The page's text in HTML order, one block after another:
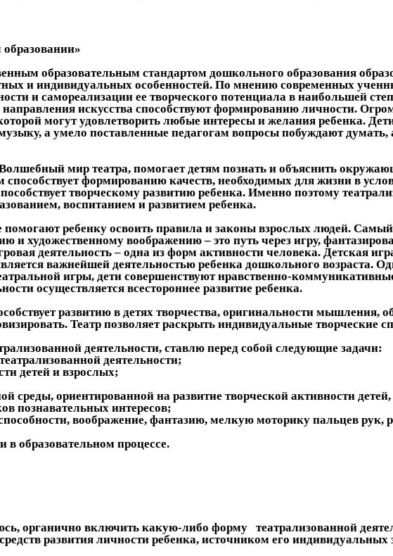
образовательным стандартом дошкольного образования
и индивидуальных особенностей. По мнению современных
и самореализации ее творческого потенциала в наибольшей
направления искусства способствуют формированию личности.
могут удовлетворить любые интересы и желания ребенка.
а умело поставленные педагогам вопросы побуждают
мир театра, помогает детям познать и объяснить
формированию качеств, необходимых для жизни в
творческому развитию ребенка. Именно поэтому
воспитанием и развитием ребенка.
ребенку освоить правила и законы взрослых людей.
и художественному воображению – это путь через игру,
деятельность – одна из форм активности человека. Детская
важнейшей деятельностью ребенка дошкольного возраста.
игры, дети совершенствуют нравственно-
осуществляется всестороннее развитие ребенка.
развитию в детях творчества, оригинальности мышления,
Театр позволяет раскрыть индивидуальные творческие
деятельности, ставлю перед собой следующие задачи:
деятельности;
детей и взрослых;
среды, ориентированной на развитие творческой активности
познавательных интересов;
воображение, фантазию, мелкую моторику пальцев рук,
в образовательном процессе.
органично включить какую-либо форму театрализованной
развития личности ребенка, источником его